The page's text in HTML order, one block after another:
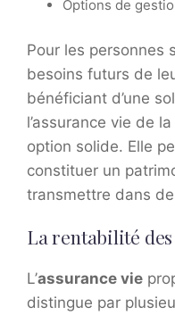
Options de
Pour les personnes
besoins futurs de
bénéficiant d’une
l’assurance vie de
option solide. Elle
constituer un
transmettre dans
La rentabilité
L’assurance vie
distingue par